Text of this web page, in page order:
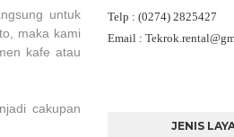
untuk
maka kami
kafe atau
cakupan
Telp : (0274) 2825427
Email : Tekrok.rental
JENIS